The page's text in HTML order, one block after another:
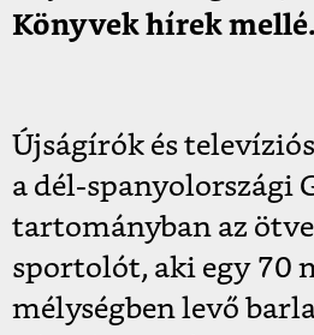
Könyvek hírek mellé.
Újságírók és
a dél-spanyolországi
tartományban az
sportolót, aki egy 70
mélységben levő